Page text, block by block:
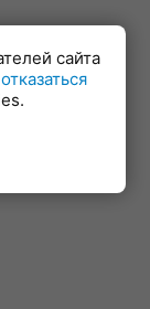
сайта
отказаться